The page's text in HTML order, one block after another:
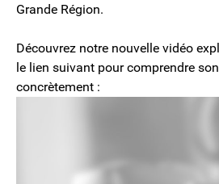
Grande Région.
Découvrez notre nouvelle vidéo
le lien suivant pour comprendre
concrètement :